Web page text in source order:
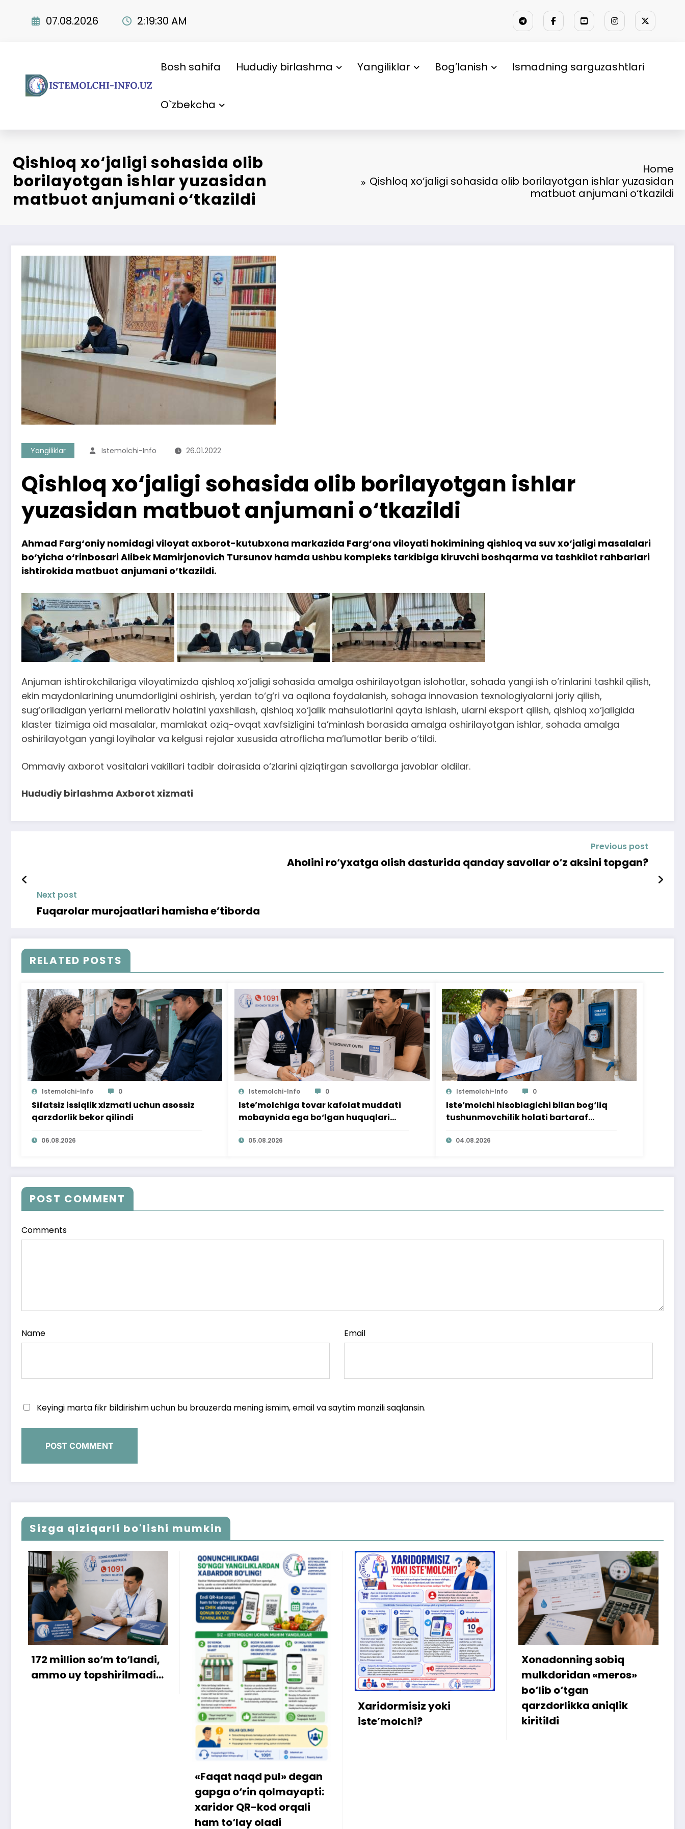
07.08.2026 2:19:31 AM
Bosh sahifa Hududiy birlashma Yangiliklar Bog’lanish Ismadning sarguzashtlari
O`zbekcha
Qishloq xo‘jaligi sohasida olib
borilayotgan ishlar yuzasidan
matbuot anjumani o‘tkazildi
Home
Qishloq xo‘jaligi sohasida olib borilayotgan ishlar yuzasidan
matbuot anjumani o‘tkazildi
Yangiliklar Istemolchi-Info 26.01.2022
Qishloq xo‘jaligi sohasida olib borilayotgan ishlar
yuzasidan matbuot anjumani o‘tkazildi
Ahmad Farg‘oniy nomidagi viloyat axborot-kutubxona markazida Farg‘ona viloyati hokimining qishloq va suv xo‘jaligi masalalari
bo‘yicha o‘rinbosari Alibek Mamirjonovich Tursunov hamda ushbu kompleks tarkibiga kiruvchi boshqarma va tashkilot rahbarlari
ishtirokida matbuot anjumani o‘tkazildi.
Anjuman ishtirokchilariga viloyatimizda qishloq xo‘jaligi sohasida amalga oshirilayotgan islohotlar, sohada yangi ish o‘rinlarini tashkil qilish,
ekin maydonlarining unumdorligini oshirish, yerdan to‘g‘ri va oqilona foydalanish, sohaga innovasion texnologiyalarni joriy qilish,
sug‘oriladigan yerlarni meliorativ holatini yaxshilash, qishloq xo‘jalik mahsulotlarini qayta ishlash, ularni eksport qilish, qishloq xo‘jaligida
klaster tizimiga oid masalalar, mamlakat oziq-ovqat xavfsizligini ta’minlash borasida amalga oshirilayotgan ishlar, sohada amalga
oshirilayotgan yangi loyihalar va kelgusi rejalar xususida atroflicha ma’lumotlar berib o‘tildi.
Ommaviy axborot vositalari vakillari tadbir doirasida o‘zlarini qiziqtirgan savollarga javoblar oldilar.
Hududiy birlashma Axborot xizmati
Previous post
Aholini ro‘yxatga olish dasturida qanday savollar o‘z aksini topgan?
Next post
Fuqarolar murojaatlari hamisha e’tiborda
RELATED POSTS
Istemolchi-Info 0
Sifatsiz issiqlik xizmati uchun asossiz
qarzdorlik bekor qilindi
06.08.2026
Istemolchi-Info 0
Iste’molchiga tovar kafolat muddati
mobaynida ega bo‘lgan huquqlari
ta’minlab berildi
05.08.2026
Istemolchi-Info 0
Iste’molchi hisoblagichi bilan bog‘liq
tushunmovchilik holati bartaraf
qilindi
04.08.2026
POST COMMENT
Comments
Name Email
Keyingi marta fikr bildirishim uchun bu brauzerda mening ismim, email va saytim manzili saqlansin.
Sizga qiziqarli bo'lishi mumkin
Xaridormisiz yoki
iste’molchi?
Xonadonning sobiq
mulkdoridan «meros»
bo‘lib o‘tgan
qarzdorlikka aniqlik
kiritildi
Internetdagi xarid
amalga oshmagani
sababli 300 ming so‘m
iste’molchiga qaytarildi